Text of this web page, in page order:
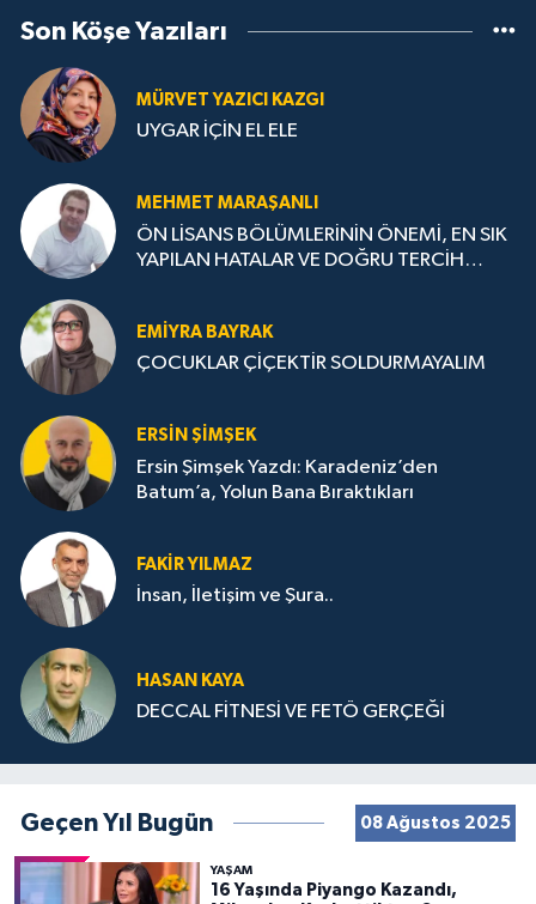
Son Köşe Yazıları
MÜRVET YAZICI KAZGI
UYGAR İÇİN EL ELE
MEHMET MARAŞANLI
ÖN LİSANS BÖLÜMLERİNİN ÖNEMİ, EN SIK
YAPILAN HATALAR VE DOĞRU TERCİH
EMIYRA BAYRAK
ÇOCUKLAR ÇİÇEKTİR SOLDURMAYALIM
ERSIN ŞIMŞEK
Ersin Şimşek Yazdı: Karadeniz’den
Batum’a, Yolun Bana Bıraktıkları
FAKIR YILMAZ
İnsan, İletişim ve Şura..
HASAN KAYA
DECCAL FİTNESİ VE FETÖ GERÇEĞİ
Geçen Yıl Bugün 08 Ağustos 2025
YAŞAM
16 Yaşında Piyango Kazandı,